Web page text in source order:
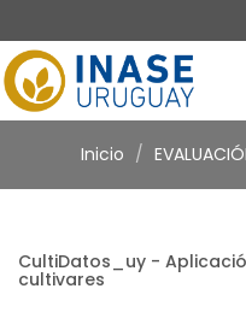
Inicio
CultiDatos_uy -
CultiDatos_uy -
cultivares